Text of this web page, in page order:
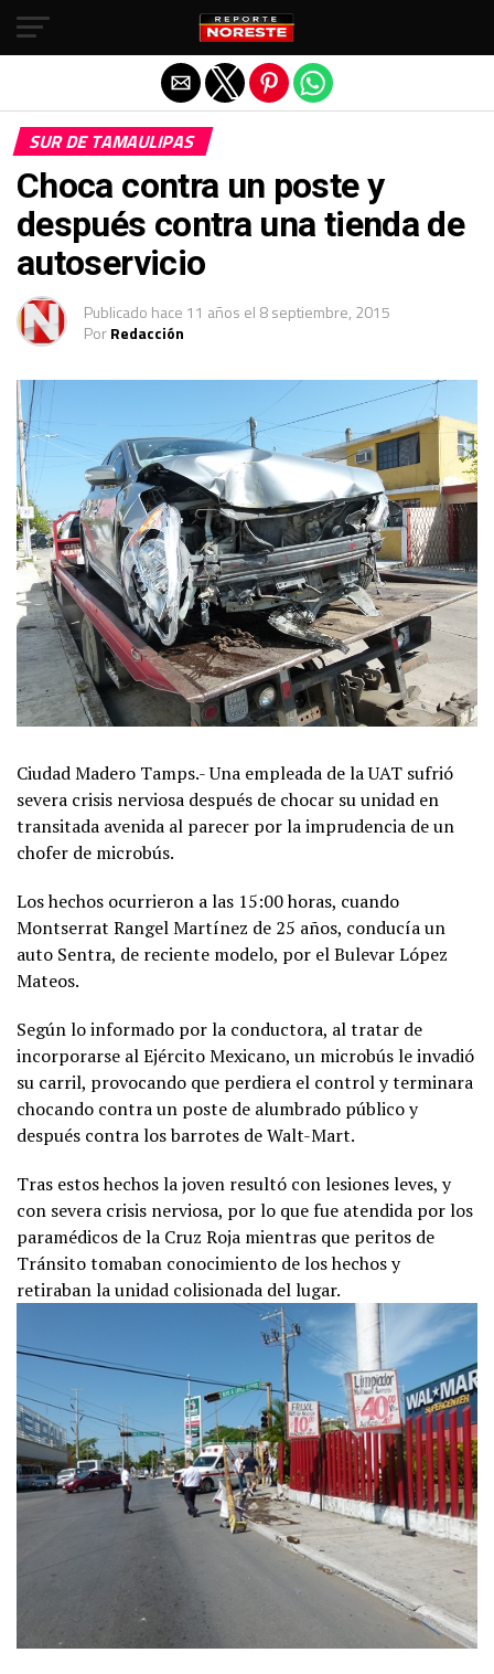
SUR DE TAMAULIPAS
Choca contra un poste y
después contra una tienda de
autoservicio
Publicado hace 11 años el 8 septiembre, 2015
PorRedacción
Ciudad Madero Tamps.- Una empleada de la UAT sufrió
severa crisis nerviosa después de chocar su unidad en
transitada avenida al parecer por la imprudencia de un
chofer de microbús.
Los hechos ocurrieron a las 15:00 horas, cuando
Montserrat Rangel Martínez de 25 años, conducía un
auto Sentra, de reciente modelo, por el Bulevar López
Mateos.
Según lo informado por la conductora, al tratar de
incorporarse al Ejército Mexicano, un microbús le invadió
su carril, provocando que perdiera el control y terminara
chocando contra un poste de alumbrado público y
después contra los barrotes de Walt-Mart.
Tras estos hechos la joven resultó con lesiones leves, y
con severa crisis nerviosa, por lo que fue atendida por los
paramédicos de la Cruz Roja mientras que peritos de
Tránsito tomaban conocimiento de los hechos y
retiraban la unidad colisionada del lugar.
Salir de la versión móvil